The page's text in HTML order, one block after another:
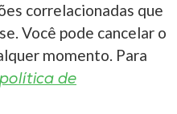
correlacionadas que
Você pode cancelar o
momento. Para
política de